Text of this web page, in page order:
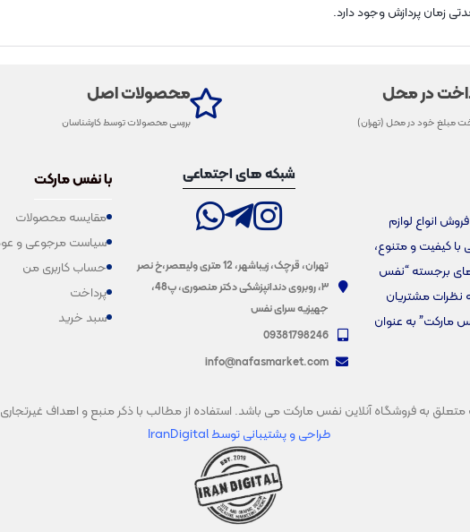
زمان پردازش وجود دارد.
در محل
مبلغ خود در محل (تهران)
محصولات اصل
بررسی محصولات توسط کارشناسان
زمینه فروش انواع لوازم
با کیفیت و متنوع،
برجسته “نفس
نظرات مشتریان
مارکت” به عنوان
شبکه های اجتماعی
تهران، قرچک، زیباشهر، 12 متری ولیعصر،خ نصر
۳، روبروی دندانپزشکی دکتر منصوری، پ48،
جهیزیه سرای نفس
09381798246
info@nafasmarket.com
با نفس مارکت
مقایسه محصولات
سیاست مرجوعی و
حساب کاربری من
پرداخت
سبد خرید
به فروشگاه آنلاین نفس مارکت می باشد. استفاده از مطالب با ذکر منبع و اهداف غیرتجاری
طراحی و پشتیبانیتوسط IranDigital